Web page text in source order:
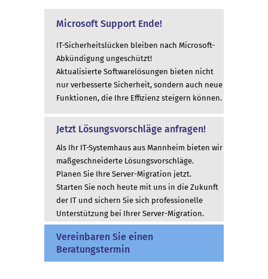
Microsoft Support Ende!
IT-Sicherheitslücken bleiben nach Microsoft-
Abkündigung ungeschützt!
Aktualisierte Softwarelösungen bieten nicht
nur verbesserte Sicherheit, sondern auch neue
Funktionen, die Ihre Effizienz steigern können.
Jetzt Lösungsvorschläge anfragen!
Als Ihr IT-Systemhaus aus Mannheim bieten wir
maßgeschneiderte Lösungsvorschläge.
Planen Sie Ihre Server-Migration jetzt.
Starten Sie noch heute mit uns in die Zukunft
der IT und sichern Sie sich professionelle
Unterstützung bei Ihrer Server-Migration.
Vereinbaren Sie einen
Beratungstermin